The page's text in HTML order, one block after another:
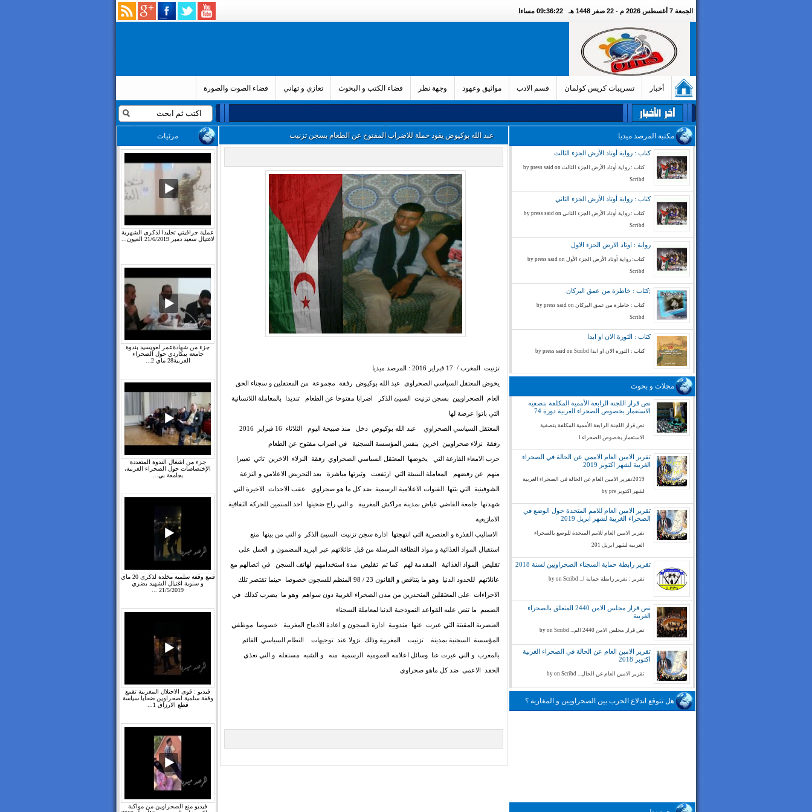
الجمعة 7 أغسطس 2026 م - 22 صفر 1448 هـ 09:36:23 مساءا
أخبار تسريبات كريس كولمان قسم الادب مواثيق وعهود وجهة نظر فضاء الكتب و البحوث تعازي و تهاني فضاء الصوت والصورة
مكتبة المرصد ميديا
كتاب : رواية أوتاد الأرض الجزء الثالث
كتاب : رواية أوتاد الأرض الجزء الثالث by press said on
Scribd
كتاب : رواية أوتاد الأرض الجزء الثاني
كتاب : رواية أوتاد الأرض الجزء الثاني by press said on
Scribd
رواية : اوتاد الارض الجزء الاول
كتاب: رواية أوتاد الأرض الجزء الأول by press said on
Scribd
;كتاب : خاطرة من عمق البركان
كتاب : خاطرة من عمق البركان by press said on
Scribd
كتاب : الثورة الان او ابدا
كتاب : الثورة الان او ابدا by press said on Scribd
مجلات و بحوث
نص قرار اللجنة الرابعة الأممية المكلفة بتصفية
الاستعمار بخصوص الصحراء الغربية دورة 74
نص قرار اللجنة الرابعة الأممية المكلفة بتصفية
الاستعمار بخصوص الصحراء ا
تقرير الامين العام الاممي عن الحالة في الصحراء
الغربية لشهر اكتوبر 2019
2019تقرير الامين العام عن الحالة في الصحراء الغربية
لشهر اكتوبر by pre
تقرير الامين العام للامم المتحدة حول الوضع في
الصحراء الغربية لشهر ابريل 2019
تقرير الامين العام للامم المتحدة للوضع بالصحراء
الغربية لشهر ابريل 201
تقرير رابطة حماية السجناء الصحراويين لسنة 2018
تقرير : تقرير رابطة حماية ا... by on Scribd
نص قرار مجلس الامن 2440 المتعلق بالصحراء
الغربية
نص قرار مجلس الامن 2440 الم... by on Scribd
تقرير الامين العام عن الحالة في الصحراء الغربية
اكتوبر 2018
تقرير الامين العام عن الحال... by on Scribd
هل تتوقع اندلاع الحرب بين الصحراويين و المغاربة ؟
مرئيات
عملية جرافيتي تخليدا لذكرى الشهرية
لاغتيال سعيد دمبر 21/6/2019 العيون...
جزء من شهادةعمر لعويسيد بندوة
جامعة بيكاردي حول الصحراء
الغربية28 ماي 2...
جزء من اشغال الندوة المتعددة
الإختصاصات حول الصحراء الغربية،
بجامعة بي...
قمع وقفة سلمية مخلدة لذكرى 20 ماي
و سنوية اغتيال الشهيد بضري
21/5/2019 ...
فيديو : قوى الاحتلال المغربية تقمع
وقفة سلمية لصحراوين ضحايا سياسة
قطع الارزاق 1...
فيديو منع الصحراوين من مواكبة
عبد الله بوكيوض يقود حملة للاضراب المفتوح عن الطعام بسجن تزنيت
تزنيت المغرب / 17 فبراير 2016 : المرصد ميديا
يخوض المعتقل السياسي الصحراوي عبد الله بوكيوض رفقة مجموعة من المعتقلين و سجناء الحق
العام الصحراويين بسجن تزنيت السيئ الذكر اضرابا مفتوحا عن الطعام تنديدا بالمعاملة اللانسانية
التي باتوا عرضة لها
رفقة نزلاء صحراويين اخرين بنفس المؤسسة السجنية في اضراب مفتوح عن الطعام
حرب الامعاء الفارغة التي يخوضها المعتقل السياسي الصحراوي رفقة النزلاء الاخرين تاتي تعبيرا
منهم عن رفضهم المعاملة السيئة التي ارتفعت وثيرتها مباشرة بعد التحريض الاعلامي و النزعة
الشوفينية التي بثتها القنوات الاعلامية الرسمية ضد كل ما هو صحراوي عقب الاحداث الاخيرة التي
شهدتها جامعة القاضي عياض بمدينة مراكش المغربية و التي راح ضحيتها احد المنتمين للحركة الثقافية
الامازيغية
الاساليب القذرة و العنصرية التي انتهجتها ادارة سجن تزنيت السيئ الذكر و التي من بينها منع
استقبال المواد الغذائية و مواد النظافة المرسلة من قبل عائلاتهم عبر البريد المضمون و العمل على
تقليص المواد الغذائية المقدمة لهم كما تم تقليص مدة استخدامهم لهاتف السجن في اتصالهم مع
عائلاتهم للحدود الدنيا وهو ما يتناقض و القانون 23 / 98 المنظم للسجون خصوصا حينما تقتصر تلك
الاجراءات على المعتقلين المنحدرين من مدن الصحراء الغربية دون سواهم وهو ما يضرب كذلك في
الصميم ما تنص عليه القواعد النموذجية الدنيا لمعاملة السجناء
العنصرية المقيتة التي عبرت عنها مندوبية ادارة السجون و اعادة الادماج المغربية خصوصا موظفي
المؤسسة السجنية بمدينة تزنيت المغربية وذلك نزولا عند توجيهات النظام السياسي القائم
بالمغرب و التي عبرت عنا وسائل اعلامه العمومية الرسمية منه و الشبه مستقلة و التي تغذي
الحقد الاعمى ضد كل ماهو صحراوي